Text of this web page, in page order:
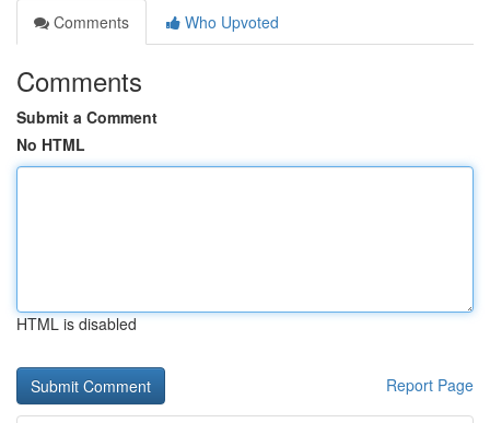
Comments
Who Upvoted
Comments
Submit a Comment
No HTML
HTML is disabled
Report Page